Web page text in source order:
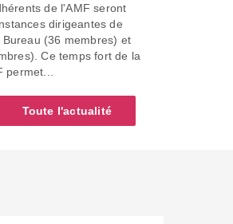
de l'AMF seront
dirigeantes de
Bureau (36 membres) et
Ce temps fort de la
permet...
Toute l'actualité